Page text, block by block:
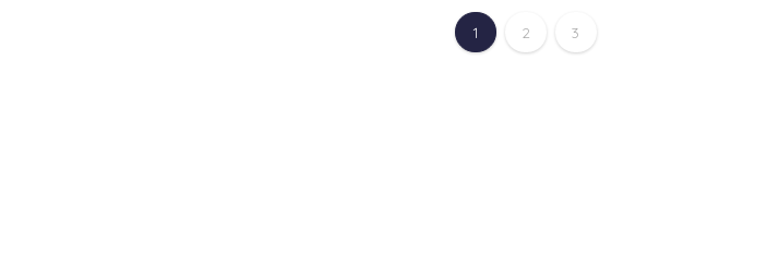
1 2 3